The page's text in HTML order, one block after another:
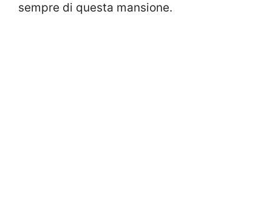
sempre di questa mansione.